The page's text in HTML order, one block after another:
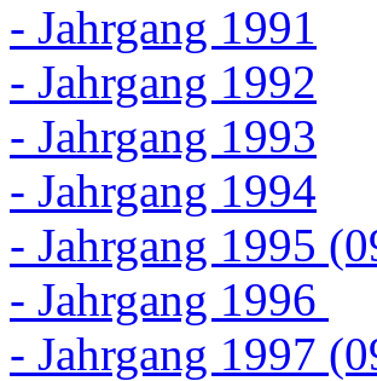
- Jahrgang 1991
- Jahrgang 1992
- Jahrgang 1993
- Jahrgang 1994
- Jahrgang 1995
- Jahrgang 1996
- Jahrgang 1997